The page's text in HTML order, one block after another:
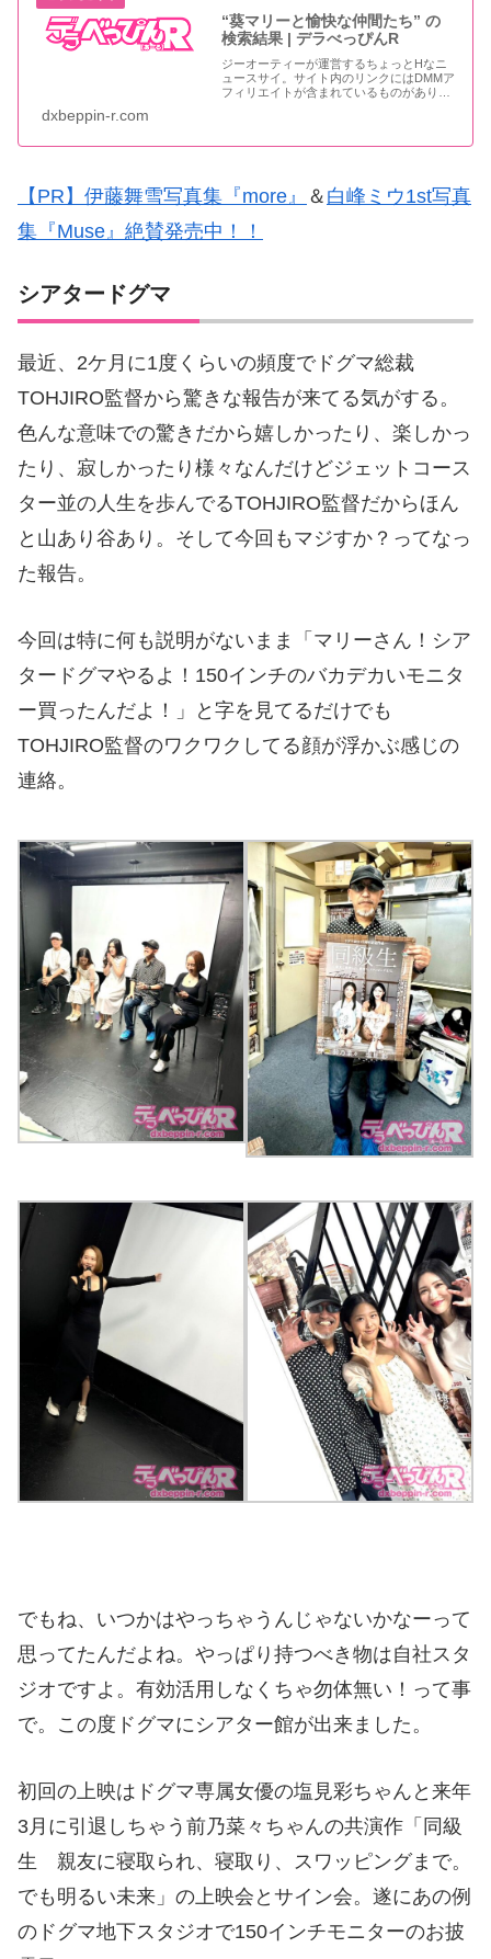
“葵マリーと愉快な仲間たち” の
検索結果 | デラべっぴんR
ジーオーティーが運営するちょっとHなニ
ュースサイ。サイト内のリンクにはDMMア
フィリエイトが含まれているものがありま
dxbeppin-r.com
【PR】伊藤舞雪写真集『more』 ＆ 白峰ミウ1st写真
集『Muse』絶賛発売中！！
シアタードグマ
最近、2ケ月に1度くらいの頻度でドグマ総裁
TOHJIRO監督から驚きな報告が来てる気がする。
色んな意味での驚きだから嬉しかったり、楽しかっ
たり、寂しかったり様々なんだけどジェットコース
ター並の人生を歩んでるTOHJIRO監督だからほん
と山あり谷あり。そして今回もマジすか？ってなっ
た報告。
今回は特に何も説明がないまま「マリーさん！シア
タードグマやるよ！150インチのバカデカいモニタ
ー買ったんだよ！」と字を見てるだけでも
TOHJIRO監督のワクワクしてる顔が浮かぶ感じの
連絡。
でもね、いつかはやっちゃうんじゃないかなーって
思ってたんだよね。やっぱり持つべき物は自社スタ
ジオですよ。有効活用しなくちゃ勿体無い！って事
で。この度ドグマにシアター館が出来ました。
初回の上映はドグマ専属女優の塩見彩ちゃんと来年
3月に引退しちゃう前乃菜々ちゃんの共演作「同級
生 親友に寝取られ、寝取り、スワッピングまで。
でも明るい未来」の上映会とサイン会。遂にあの例
のドグマ地下スタジオで150インチモニターのお披